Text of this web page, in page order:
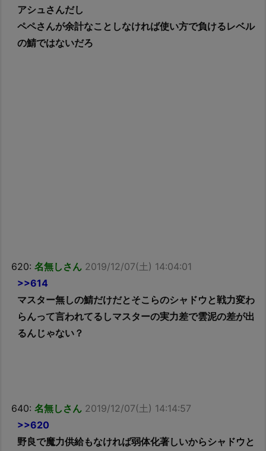
アシュさんだし
ペペさんが余計なことしなければ使い方で負けるレベル
の鯖ではないだろ
620: 名無しさん 2019/12/07(土) 14:04:01
>>614
マスター無しの鯖だけだとそこらのシャドウと戦力変わ
らんって言われてるしマスターの実力差で雲泥の差が出
るんじゃない？
640: 名無しさん 2019/12/07(土) 14:14:57
>>620
野良で魔力供給もなければ弱体化著しいからシャドウと